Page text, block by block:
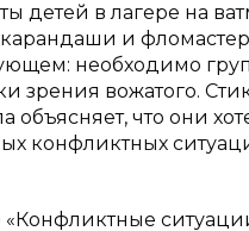
детей в лагере на
и
необходимо
зрения вожатого.
объясняет, что они
конфликтных